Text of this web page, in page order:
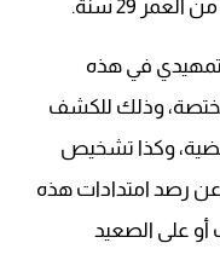
29 سنة.
تمهيدي في هذه
وذلك للكشف
وكذا تشخيص
رصد امتدادات هذه
أو على الصعيد